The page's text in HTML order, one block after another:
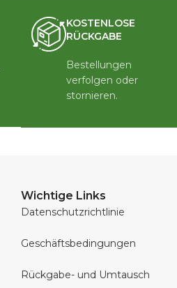
KOSTENLOSE
RÜCKGABE
Bestellungen
verfolgen oder
stornieren.
Wichtige Links
Datenschutzrichtlinie
Geschäftsbedingungen
Rückgabe- und Umtausch